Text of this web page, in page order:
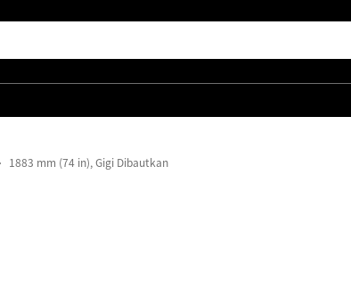
1883 mm (74 in), Gigi Dibautkan